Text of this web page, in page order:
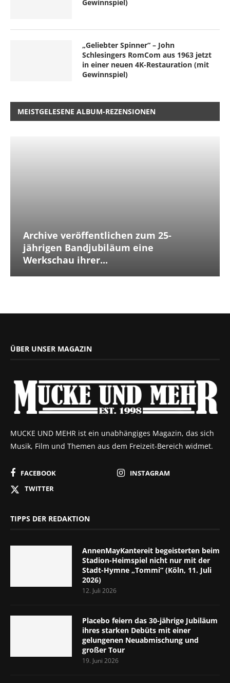
Gewinnspiel)
„Geliebter Spinner“ – John
Schlesingers RomCom aus 1963 jetzt
in einer neuen 4K-Restauration (mit
Gewinnspiel)
MEISTGELESENE ALBUM-REZENSIONEN
Archive veröffentlichen zum 25-
jährigen Bandjubiläum eine
Werkschau ihrer...
ÜBER UNSER MAGAZIN
MUCKE UND MEHR ist ein unabhängiges Magazin, das sich
Musik, Film und Themen aus dem Freizeit-Bereich widmet.
FACEBOOK
INSTAGRAM
TWITTER
TIPPS DER REDAKTION
AnnenMayKantereit begeisterten beim
Stadion-Heimspiel nicht nur mit der
Stadt-Hymne „Tommi“ (Köln, 11. Juli
2026)
12. Juli 2026
Placebo feiern das 30-jährige Jubiläum
ihres starken Debüts mit einer
gelungenen Neuabmischung und
großer Tour
19. Juni 2026